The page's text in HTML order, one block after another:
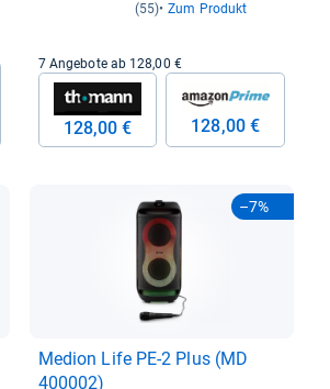
(55) Zum Produkt
7 Angebote ab 128,00 €
128,00 € 128,00 €
–7%
Medion Life PE-​2 Plus (MD
400002)